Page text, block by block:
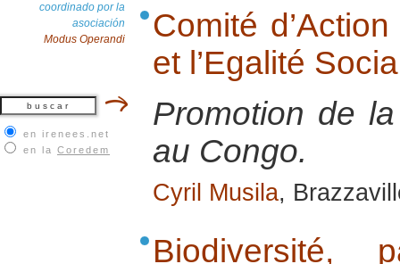
coordinado por la
asociación
Modus Operandi
en irenees.net
en la Coredem
Comité
et l’Egalité
Promotion de
au Congo.
Cyril Musila,
Biodiversité,